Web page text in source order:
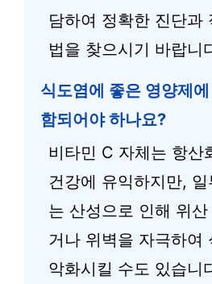
담하여 정확한 진단과
법을 찾으시기 바랍니
식도염에 좋은 영양제
함되어야 하나요?
비타민 C 자체는 항산
건강에 유익하지만,
는 산성으로 인해 위
거나 위벽을 자극하여
악화시킬 수도 있습니